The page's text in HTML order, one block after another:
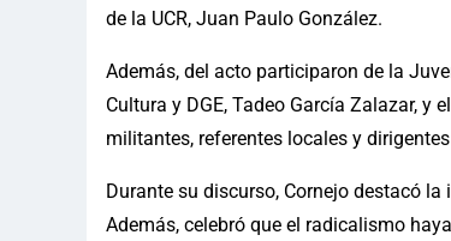
de la UCR, Juan Paulo González.
Además, del acto participaron de la
Cultura y DGE, Tadeo García Zalazar, y
militantes, referentes locales y
Durante su discurso, Cornejo destacó
Además, celebró que el radicalismo